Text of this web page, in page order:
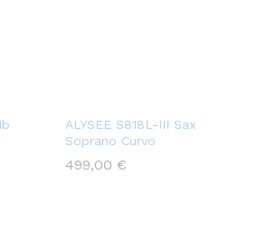
ALYSEE S818L-III Sax
Soprano Curvo
499,00 €